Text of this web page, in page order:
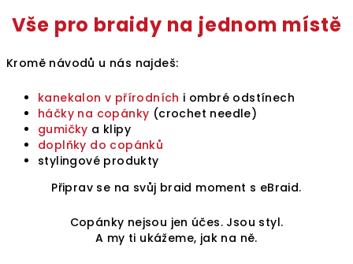
Vše pro braidy na jednom místě
Kromě návodů u nás najdeš:
kanekalon v přírodních i ombré odstínech
háčky na copánky (crochet needle)
gumičky a klipy
doplňky do copánků
stylingové produkty
Připrav se na svůj braid moment s eBraid.
Copánky nejsou jen účes. Jsou styl.
A my ti ukážeme, jak na ně.